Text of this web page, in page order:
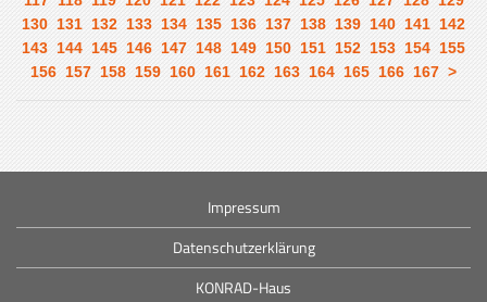
130 131 132 133 134 135 136 137 138 139 140 141 142
143 144 145 146 147 148 149 150 151 152 153 154 155
156 157 158 159 160 161 162 163 164 165 166 167 >
Impressum
Datenschutzerklärung
KONRAD-Haus